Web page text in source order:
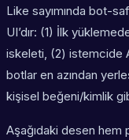
Like sayımında bot-
UI’dır: (1) İlk
iskeleti, (2) istemcide
botlar en azından
kişisel beğeni/kimlik
Aşağıdaki desen hem